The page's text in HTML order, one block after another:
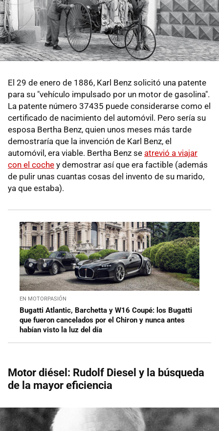
El 29 de enero de 1886, Karl Benz solicitó una patente
para su "vehículo impulsado por un motor de gasolina".
La patente número 37435 puede considerarse como el
certificado de nacimiento del automóvil. Pero sería su
esposa Bertha Benz, quien unos meses más tarde
demostraría que la invención de Karl Benz, el
automóvil, era viable. Bertha Benz se atrevió a viajar
con el coche y demostrar así que era factible (además
de pulir unas cuantas cosas del invento de su marido,
ya que estaba).
EN MOTORPASIÓN
Bugatti Atlantic, Barchetta y W16 Coupé: los Bugatti
que fueron cancelados por el Chiron y nunca antes
habían visto la luz del día
Motor diésel: Rudolf Diesel y la búsqueda
de la mayor eficiencia